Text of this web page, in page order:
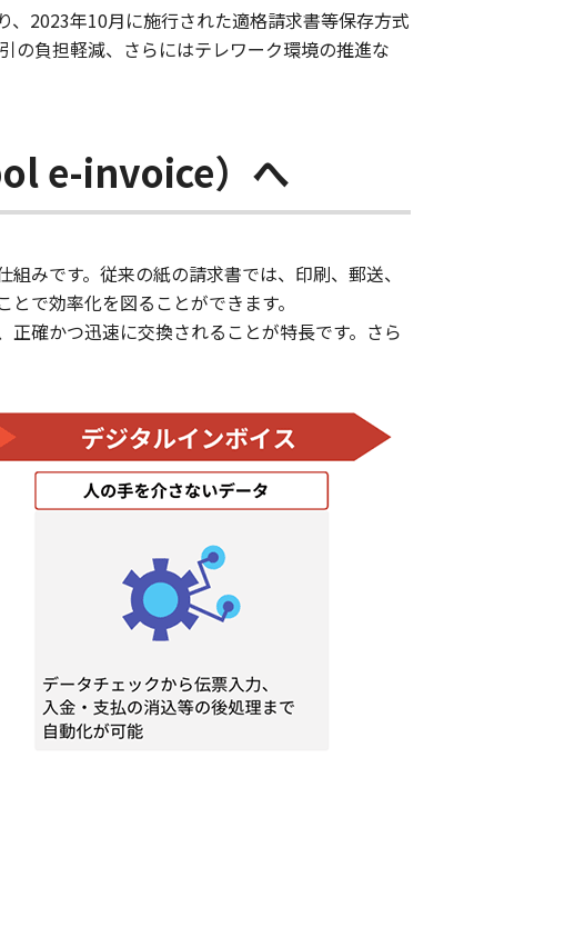
、2023年10月に施行された適格請求書等保存方式
の負担軽減、さらにはテレワーク環境の推進な
e-invoice）へ
みです。従来の紙の請求書では、印刷、郵送、
で効率化を図ることができます。
確かつ迅速に交換されることが特長です。さら